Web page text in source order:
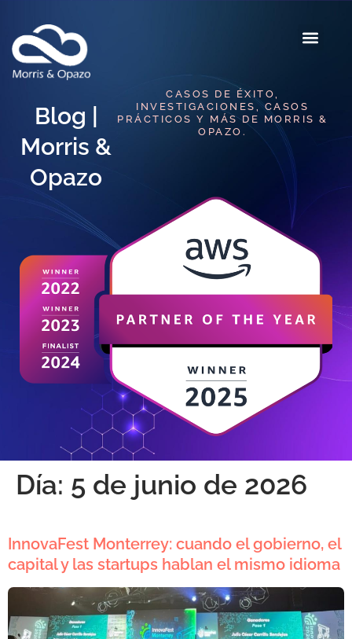
Blog |
Morris &
Opazo
CASOS DE ÉXITO,
INVESTIGACIONES, CASOS
PRÁCTICOS Y MÁS DE MORRIS &
OPAZO.
Día: 5 de junio de 2026
InnovaFest Monterrey: cuando el gobierno, el
capital y las startups hablan el mismo idioma